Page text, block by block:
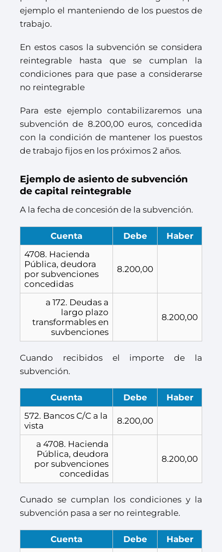
ejemplo el manteniendo de los puestos de
trabajo.
En estos casos la subvención se considera
reintegrable hasta que se cumplan la
condiciones para que pase a considerarse
no reintegrable
Para este ejemplo contabilizaremos una
subvención de 8.200,00 euros, concedida
con la condición de mantener los puestos
de trabajo fijos en los próximos 2 años.
Ejemplo de asiento de subvención
de capital reintegrable
A la fecha de concesión de la subvención.
Cuenta Debe
Haber
4708. Hacienda
Pública, deudora
por subvenciones
concedidas
8.200,00
a 172. Deudas a
largo plazo
transformables en
suvbenciones
8.200,00
Cuando recibidos el importe de la
subvención.
Cuenta Debe
Haber
572. Bancos C/C a la
vista
8.200,00
a 4708. Hacienda
Pública, deudora
por subvenciones
concedidas
8.200,00
Cunado se cumplan los condiciones y la
subvención pasa a ser no reintegrable.
Cuenta Debe
Haber